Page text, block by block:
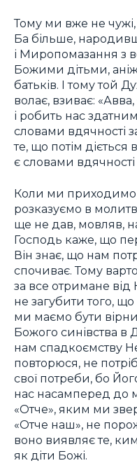
Тому ми вже не чужі,
Ба більше,
і Миропомазання з
Божими дітьми, аніж
батьків. І тому той
волає, взиває:
і робить нас
словами вдячності
те, що потім діється
є словами
Коли ми приходимо
розказуємо в
ще не дав, мовляв,
Господь каже, що
Він знає, що нам
спочиває. Тому
за все отримане від
не загубити того,
ми маємо бути
Божого синівства в
нам спадкоємству
повторюся, не
свої потреби, бо
нас насамперед до
«Отче», яким ми
«Отче наш», не
воно виявляє те,
як діти Божі.